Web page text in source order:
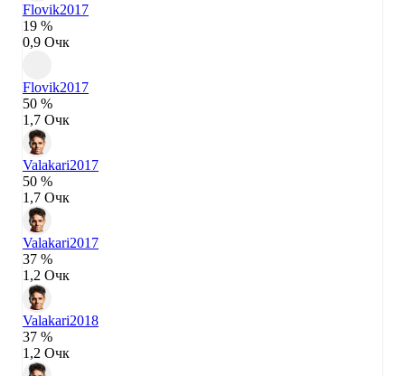
Flovik2017
19 %
0,9 Очк
Flovik2017
50 %
1,7 Очк
Valakari2017
50 %
1,7 Очк
Valakari2017
37 %
1,2 Очк
Valakari2018
37 %
1,2 Очк